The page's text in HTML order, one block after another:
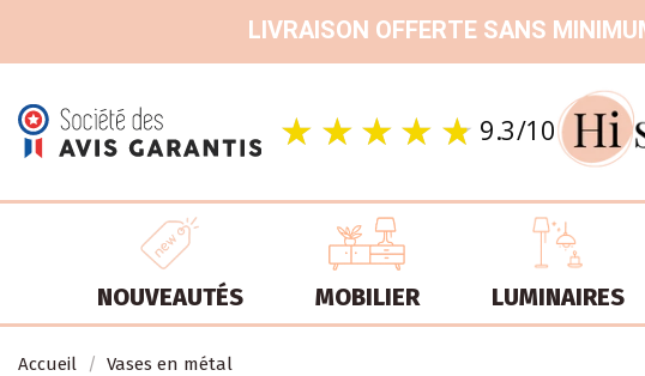
LIVRAISON OFFERTE SANS
9.3/
NOUVEAUTÉS MOBILIER LUMINAIRES
Accueil Vases en métal